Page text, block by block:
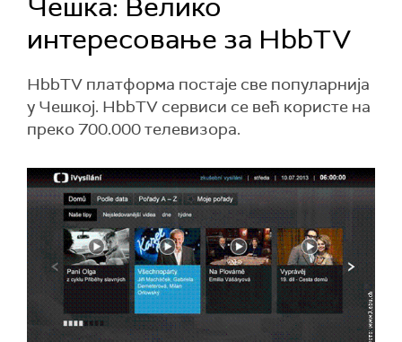
интересовање за HbbTV
HbbTV платформа постаје све популарнија
у Чешкој. HbbTV сервиси се већ користе на
преко 700.000 телевизора.